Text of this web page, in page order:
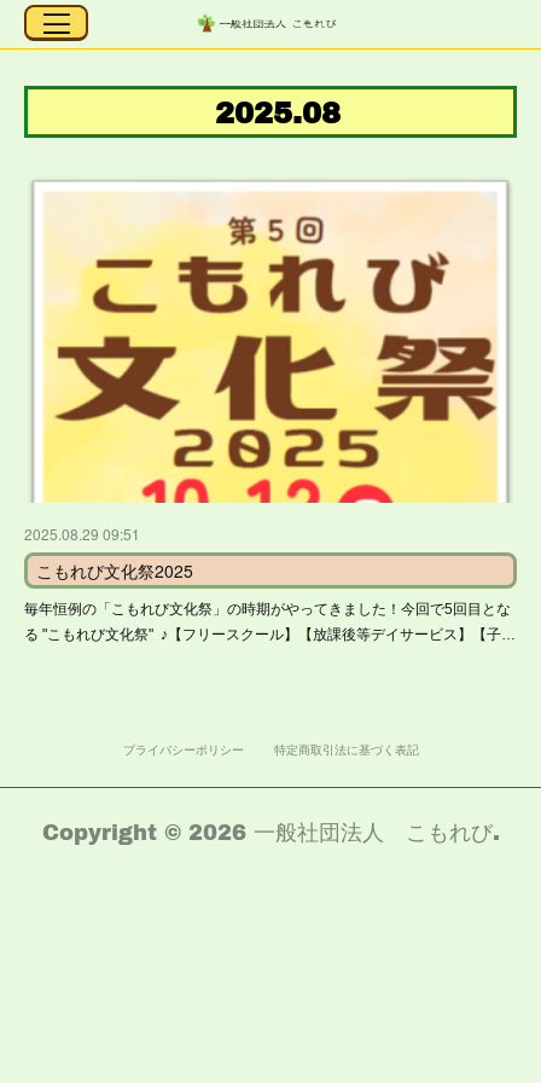
2025.08
2025.08.29 09:51
こもれび文化祭2025
毎年恒例の「こもれび文化祭」の時期がやってきました！今回で5回目とな
る "こもれび文化祭" ♪【フリースクール】【放課後等デイサービス】【子…
プライバシーポリシー 特定商取引法に基づく表記
Copyright © 2026 一般社団法人 こもれび.